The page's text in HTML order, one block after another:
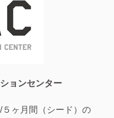
ョンセンター
ヶ月間（シード）の